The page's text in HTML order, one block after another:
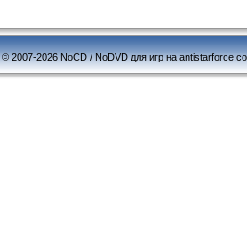
© 2007-2026 NoCD / NoDVD для игр на